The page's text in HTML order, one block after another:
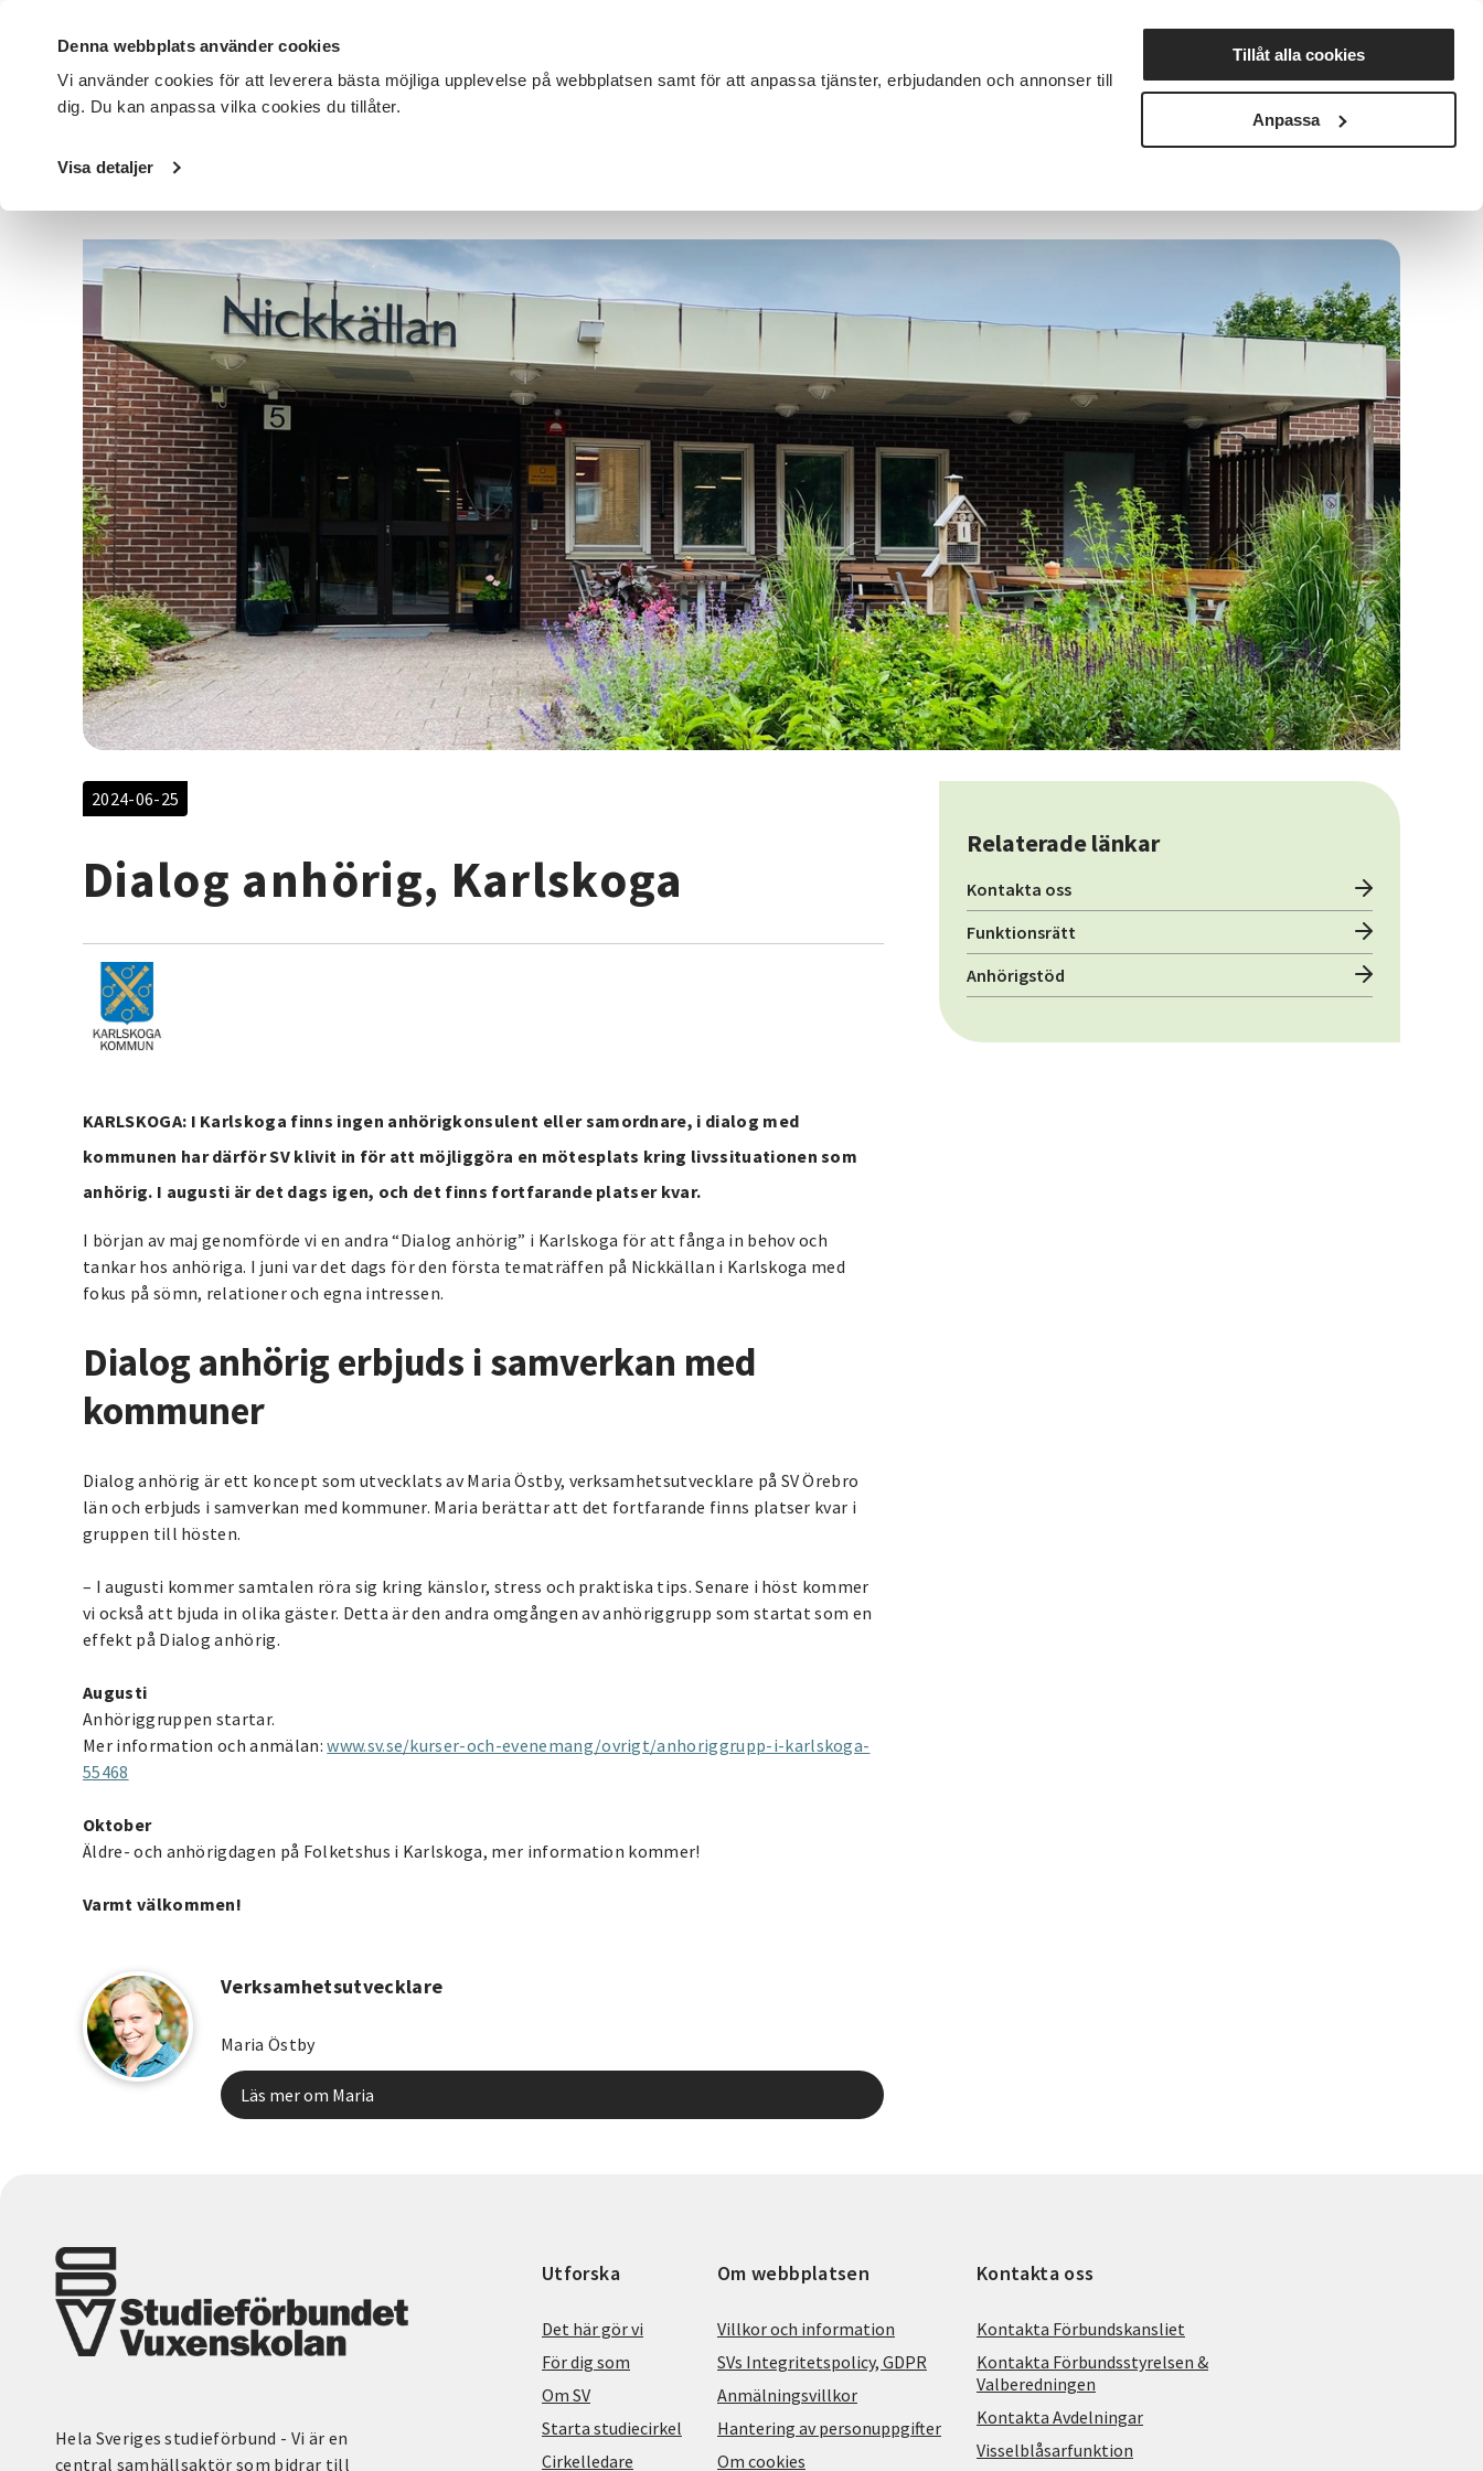
Denna webbplats använder cookies
Vi använder cookies för att leverera bästa möjliga upplevelse på webbplatsen samt för att anpassa tjänster, erbjudanden och annonser till
dig. Du kan anpassa vilka cookies du tillåter.
Visa detaljer
Tillåt alla cookies
Anpassa
DET HÄR GÖR VI FÖR DIG SOM SÖK KURSER OCH EVENEMANG Nyheter Avdelningar
Startsida / Avdelningar
2024-06-25
Dialog anhörig, Karlskoga
KARLSKOGA: I Karlskoga finns ingen anhörigkonsulent eller samordnare, i dialog med
kommunen har därför SV klivit in för att möjliggöra en mötesplats kring livssituationen som
anhörig. I augusti är det dags igen, och det finns fortfarande platser kvar.
I början av maj genomförde vi en andra “Dialog anhörig” i Karlskoga för att fånga in behov och
tankar hos anhöriga. I juni var det dags för den första tematräffen på Nickkällan i Karlskoga med
fokus på sömn, relationer och egna intressen.
Dialog anhörig erbjuds i samverkan med
kommuner
Dialog anhörig är ett koncept som utvecklats av Maria Östby, verksamhetsutvecklare på SV Örebro
län och erbjuds i samverkan med kommuner. Maria berättar att det fortfarande finns platser kvar i
gruppen till hösten.
– I augusti kommer samtalen röra sig kring känslor, stress och praktiska tips. Senare i höst kommer
vi också att bjuda in olika gäster. Detta är den andra omgången av anhöriggrupp som startat som en
effekt på Dialog anhörig.
Augusti
Anhöriggruppen startar.
Mer information och anmälan:www.sv.se/kurser-och-evenemang/ovrigt/anhoriggrupp-i-karlskoga-
55468
Oktober
Äldre- och anhörigdagen på Folketshus i Karlskoga, mer information kommer!
Varmt välkommen!
Verksamhetsutvecklare
Maria Östby
Läs mer om Maria
Relaterade länkar
Kontakta oss
Funktionsrätt
Anhörigstöd
Hela Sveriges studieförbund - Vi är en
central samhällsaktör som bidrar till
Utforska
Det här gör vi
För dig som
Om SV
Starta studiecirkel
Cirkelledare
Om webbplatsen
Villkor och information
SVs Integritetspolicy, GDPR
Anmälningsvillkor
Hantering av personuppgifter
Om cookies
Kontakta oss
Kontakta Förbundskansliet
Kontakta Förbundsstyrelsen &
Valberedningen
Kontakta Avdelningar
Visselblåsarfunktion